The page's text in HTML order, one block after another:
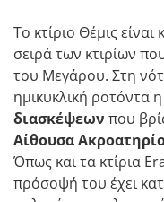
Το κτίριο Θέμις
σειρά των κτιρίων
του Μεγάρου. Στη
ημικυκλική ροτόντα
διασκέψεων που
Αίθουσα
Όπως και τα κτίρια
πρόσοψή του έχει